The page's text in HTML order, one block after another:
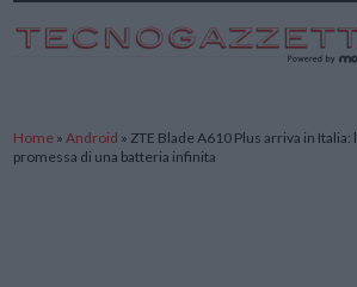
Home »Android »ZTE Blade A610 Plus arriva in
promessa di una batteria infinita